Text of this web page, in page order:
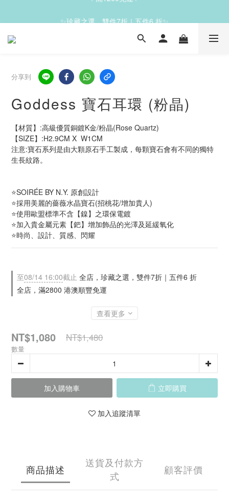
✨珍藏之選，雙件7折｜五件6 折✨
分享到
Goddess 寶石耳環 (粉晶)
【材質】:高級優質銅鍍K金/粉晶(Rose Quartz)
【SIZE】:H2.9CM X  W1CM
注意:寶石系列是由大顆原石手工製成，每顆寶石會有不同的獨特
生長紋路。
⭐SOIRÉE BY N.Y. 原創設計
⭐採用美麗的薔薇水晶寶石(招桃花/增加貴人)
⭐使用歐盟標準不含【鎳】之環保電鍍
⭐加入貴金屬元素【鈀】增加飾品的光澤及延緩氧化
⭐時尚、設計、質感、閃耀
至08/14 16:00截止 全店，珍藏之選，雙件7折｜五件6 折
全店，滿2800 港澳順豐免運
查看更多
NT$1,080 NT$1,480
數量
加入購物車 立即購買
加入追蹤清單
商品描述
送貨及付款方
式
顧客評價